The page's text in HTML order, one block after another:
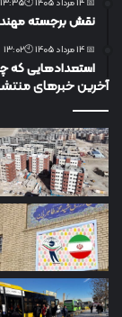
📅 14 مرداد 1405 🕙13:35
نقش برجسته
📅 14 مرداد 1405 🕙13:02
استعدادهایی که
آخرین خبرهای